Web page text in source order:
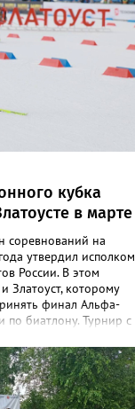
кубка
в марте
соревнований на
утвердил исполком
России. В этом
Златоуст, которому
финал Альфа-
по биатлону. Турнир с
1 по 8 марта 2027
будут самые
спринт, гонка
старт.